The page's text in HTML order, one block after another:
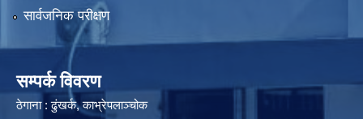
सार्वजनिक परीक्षण
सम्पर्क विवरण
ठेगाना : ढुंखर्क, काभ्रेपलाञ्चोक